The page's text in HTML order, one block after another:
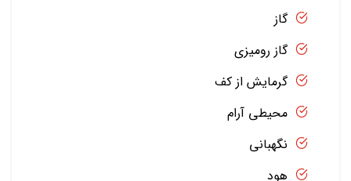
گاز
گاز رومیزی
گرمایش از کف
محیطی آرام
نگهبانی
هود